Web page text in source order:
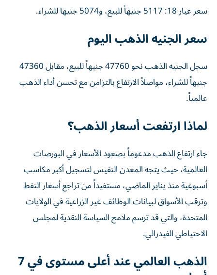
سعر عيار 18: 5117 جنيهاً للبيع، و5074 جنيها للشراء.
سعر الجنيه الذهب اليوم
سجل الجنيه الذهب نحو 47760 جنيهاً للبيع، مقابل 47360
جنيهاً للشراء، مواصلاً الارتفاع بالتزامن مع تحسن أداء الذهب
عالمياً.
لماذا ارتفعت أسعار الذهب؟
جاء ارتفاع الذهب مدعوماً بصعود الأسعار في البورصات
العالمية، حيث يتجه المعدن النفيس لتسجيل أكبر مكاسب
أسبوعية منذ يناير الماضي، مستفيداً من تراجع أسعار النفط
وترقب الأسواق لبيانات الوظائف غير الزراعية في الولايات
المتحدة، والتي قد ترسم ملامح السياسة النقدية لمجلس
الاحتياطي الفيدرالي.
الذهب العالمي عند أعلى مستوى في 7